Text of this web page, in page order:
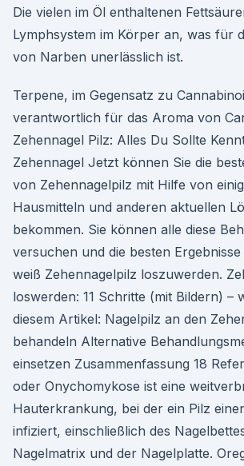
Die vielen im Öl enthaltenen
Lymphsystem im Körper an, was für
von Narben unerlässlich ist.
Terpene, im Gegensatz zu
verantwortlich für das Aroma von
Zehennagel Pilz: Alles Du Sollte
Zehennagel Jetzt können Sie die
von Zehennagelpilz mit Hilfe von
Hausmitteln und anderen aktuellen
bekommen. Sie können alle diese
versuchen und die besten
weiß Zehennagelpilz loszuwerden.
loswerden: 11 Schritte (mit Bildern) –
diesem Artikel: Nagelpilz an den
behandeln Alternative
einsetzen Zusammenfassung 18
oder Onychomykose ist eine
Hauterkrankung, bei der ein Pilz
infiziert, einschließlich des
Nagelmatrix und der Nagelplatte.